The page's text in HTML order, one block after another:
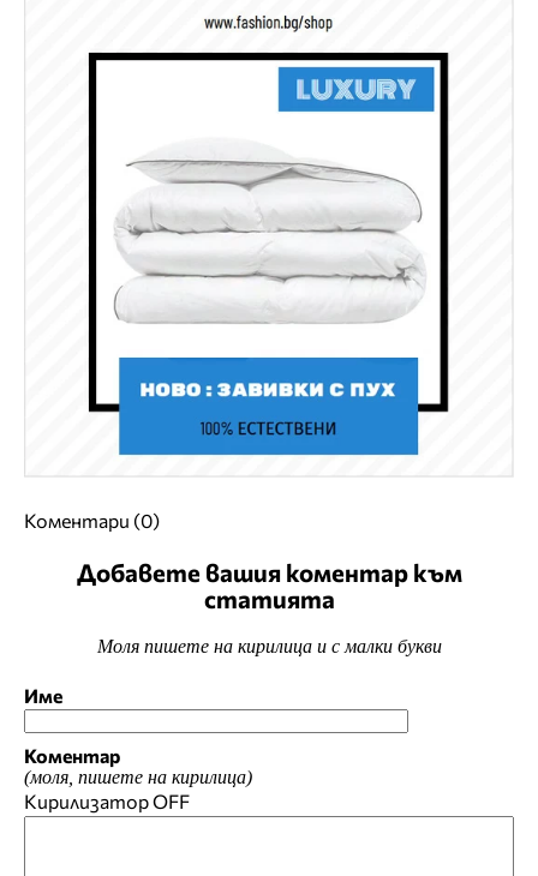
Коментари (0)
Добавете вашия коментар към
статията
Моля пишете на кирилица и с малки букви
Име
Коментар
(моля, пишете на кирилица)
КирилизаторOFF